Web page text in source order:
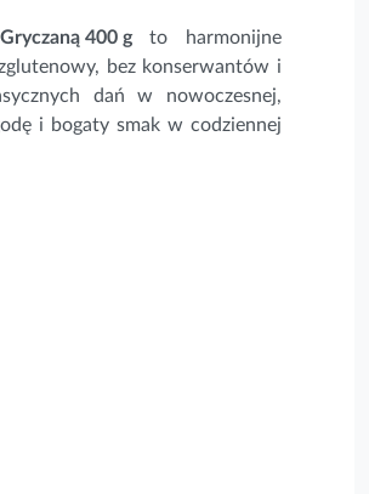
400 gto harmonijne
bez konserwantów i
dań w nowoczesnej,
i bogaty smak w codziennej